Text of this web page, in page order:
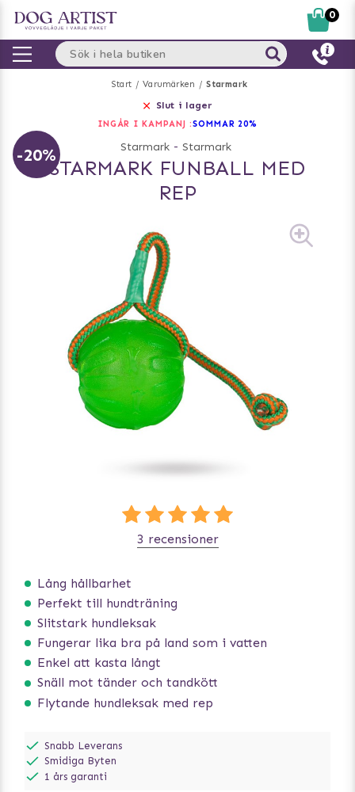
Start Varumärken Starmark
Slut i lager
INGÅR I KAMPANJ :SOMMAR 20%
-20% Starmark - Starmark
STARMARK FUNBALL MED
REP
Lång hållbarhet
Perfekt till hundträning
Slitstark hundleksak
Fungerar lika bra på land som i vatten
Enkel att kasta långt
Snäll mot tänder och tandkött
Flytande hundleksak med rep
3 recensioner
Snabb Leverans
Smidiga Byten
1 års garanti
0